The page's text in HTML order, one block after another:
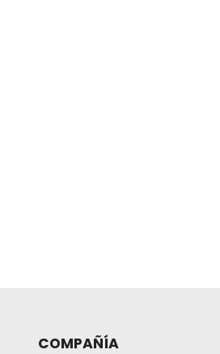
COMPAÑÍA